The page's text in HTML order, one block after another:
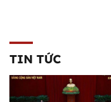
TIN TỨC